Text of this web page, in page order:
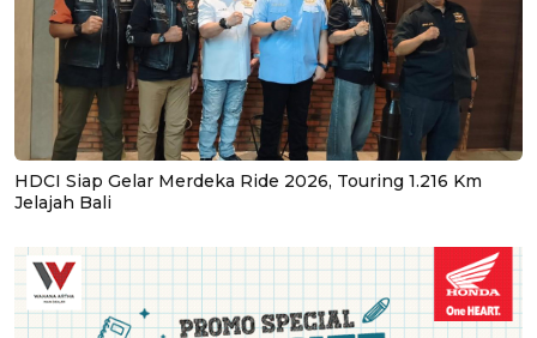
HDCI Siap Gelar Merdeka Ride 2026, Touring 1.216 Km
Jelajah Bali